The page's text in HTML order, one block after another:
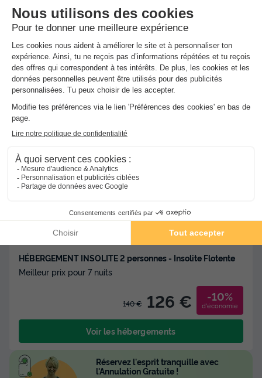
Camping Sunelia l'Etang de Sologne
Nouan Le Fuzelier Voir sur la carte
Avis clients
8.4/10
Club enfant
+ 2
HÉBERGEMENT INSOLITE 2 personnes - Insolite Flotente
Meilleur prix pour 7 nuits
140 € 126 € -10%
d'économie
Voir les hébergements
Réservez l'esprit tranquille avec
l'Annulation Gratuite !